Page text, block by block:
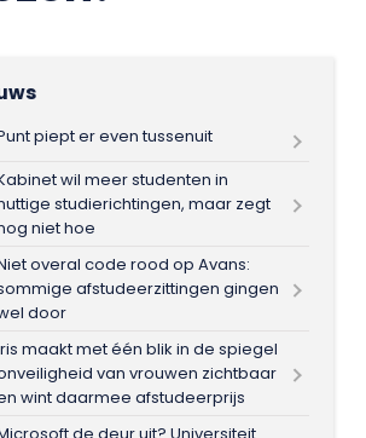
piept er even tussenuit
wil meer studenten in
studierichtingen, maar zegt
niet hoe
overal code rood op Avans:
afstudeerzittingen gingen
door
maakt met één blik in de spiegel
van vrouwen zichtbaar
wint daarmee afstudeerprijs
de deur uit? Universiteit